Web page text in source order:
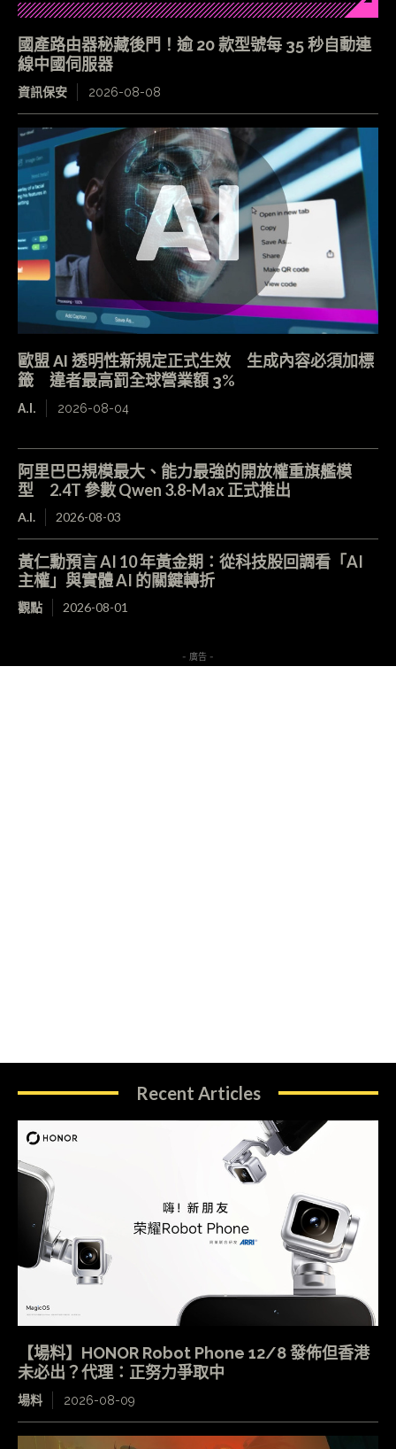
國產路由器秘藏後門！逾 20 款型號每 35 秒自動連
線中國伺服器
資訊保安 2026-08-08
歐盟 AI 透明性新規定正式生效 生成內容必須加標
籤 違者最高罰全球營業額 3%
A.I. 2026-08-04
阿里巴巴規模最大、能力最強的開放權重旗艦模
型 2.4T 參數 Qwen 3.8-Max 正式推出
A.I. 2026-08-03
黃仁勳預言 AI 10 年黃金期：從科技股回調看「AI
主權」與實體 AI 的關鍵轉折
觀點 2026-08-01
- 廣告 -
Recent Articles
【場料】HONOR Robot Phone 12/8 發佈但香港
未必出？代理：正努力爭取中
場料 2026-08-09